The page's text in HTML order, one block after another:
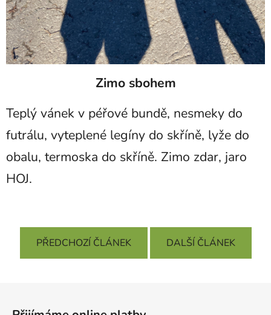
Zimo sbohem
Teplý vánek v péřové bundě, nesmeky do
futrálu, vyteplené legíny do skříně, lyže do
obalu, termoska do skříně. Zimo zdar, jaro
HOJ.
PŘEDCHOZÍ ČLÁNEK DALŠÍ ČLÁNEK